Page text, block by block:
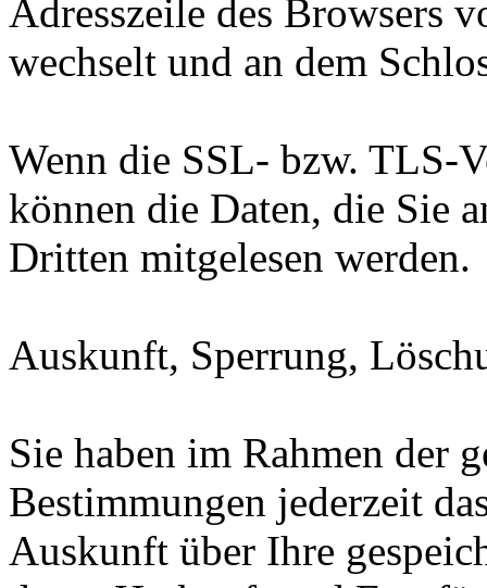
Adresszeile des Browsers
wechselt und an dem
Wenn die SSL- bzw. TLS-
können die Daten, die Sie
Dritten mitgelesen werden.
Auskunft, Sperrung,
Sie haben im Rahmen der
Bestimmungen jederzeit
Auskunft über Ihre